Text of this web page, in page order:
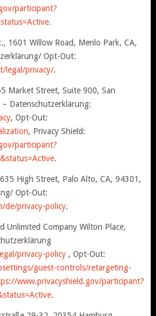
participant?
.
1601 Willow Road, Menlo Park, CA,
Opt-Out:
legal/privacy/.
Market Street, Suite 900, San
– Datenschutzerklärung:
, Opt-Out:
, Privacy Shield:
participant?
.
High Street, Palo Alto, CA, 94301,
Opt-Out:
de/privacy-policy.
Unlimited Company Wilton Place,
privacy-policy, Opt-Out:
guest-controls/retargeting-
www.privacyshield.gov/participant?
.